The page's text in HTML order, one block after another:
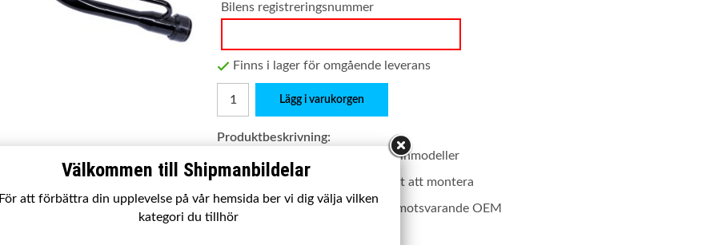
Bilens registreringsnummer
Finns i lager för omgående leverans
Lägg i varukorgen
Produktbeskrivning:
Toyota Auris 06-12. Bensinmodeller
Tankrör färdigt att montera
Ny kvalitetsprodukt motsvarande OEM
Välkommen till Shipmanbildelar
För att förbättra din upplevelse på vår hemsida ber vi dig välja vilken
kategori du tillhör